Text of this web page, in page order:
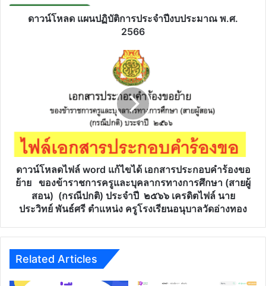
ดาวน์โหลด แผนปฏิบัติการประจำปีงบประมาณ พ.ศ.
2566
ประกอบ
คำร้อง
ขอ
ย้าย
ของ
ข้าราชการ
บุคลากร
ศึกษา
(สาย
ผู้
ดาวน์โหลดไฟล์ word แก้ไขได้ เอกสารประกอบคำร้องขอ
ย้าย ของข้าราชการครูและบุคลากรทางการศึกษา (สายผู้
สอน) (กรณีปกติ) ประจำปี ๒๕๖๖ เครดิตไฟล์ นาย
ประวิทย์ พันธ์ศรี ตำแหน่ง ครูโรงเรียนอนุบาลวัดอ่างทอง
Related Articles